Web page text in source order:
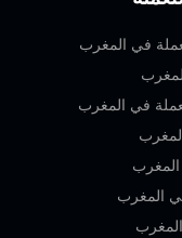
في المغرب
في المغرب
المغرب